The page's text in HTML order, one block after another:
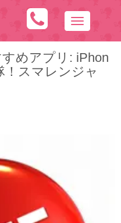
N
a
v
i
めアプリ: iPhon
！スマレンジャ